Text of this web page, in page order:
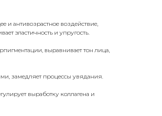
и антивозрастное воздействие,
эластичность и упругость.
выравнивает тон лица,
замедляет процессы увядания.
выработку коллагена и